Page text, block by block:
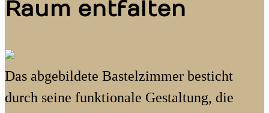
Raum entfalten
Das abgebildete Bastelzimmer besticht
durch seine funktionale Gestaltung, die